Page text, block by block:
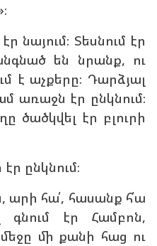
նայում։ Տեսնում էր
են նրանք, ու
է աչքերը։ Դարձյալ
առաջն էր ընկնում։
ծածկվել էր բլուրի
ընկնում։
հա՛, հասանք հ՛ա
գնում էր Համբոն,
մի քանի հաց ու